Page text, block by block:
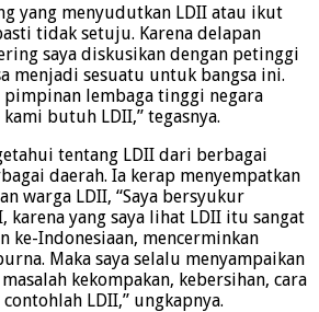
yang menyudutkan LDII atau ikut
tidak setuju. Karena delapan
saya diskusikan dengan petinggi
menjadi sesuatu untuk bangsa ini.
pimpinan lembaga tinggi negara
kami butuh LDII,” tegasnya.
tentang LDII dari berbagai
daerah. Ia kerap menyempatkan
warga LDII, “Saya bersyukur
karena yang saya lihat LDII itu sangat
ke-Indonesiaan, mencerminkan
Maka saya selalu menyampaikan
kekompakan, kebersihan, cara
LDII,” ungkapnya.